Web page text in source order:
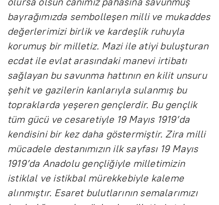
bayrağımızda sembolleşen milli ve mukaddes
değerlerimizi birlik ve kardeşlik ruhuyla
korumuş bir milletiz. Mazi ile atiyi buluşturan
ecdat ile evlat arasındaki manevi irtibatı
sağlayan bu savunma hattının en kilit unsuru
şehit ve gazilerin kanlarıyla sulanmış bu
topraklarda yeşeren gençlerdir. Bu gençlik
tüm gücü ve cesaretiyle 19 Mayıs 1919’da
kendisini bir kez daha göstermiştir. Zira milli
mücadele destanımızın ilk sayfası 19 Mayıs
1919’da Anadolu gençliğiyle milletimizin
istiklal ve istikbal mürekkebiyle kaleme
alınmıştır. Esaret bulutlarının semalarımızı